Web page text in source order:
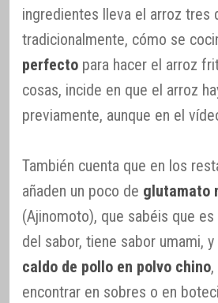
ingredientes lleva el arroz tres
tradicionalmente, cómo se
perfecto para hacer el arroz
cosas, incide en que el arroz
previamente, aunque en el
También cuenta que en los
añaden un poco de glutamato
(Ajinomoto), que sabéis que
del sabor, tiene sabor umami,
caldo de pollo en polvo chino
encontrar en sobres o en